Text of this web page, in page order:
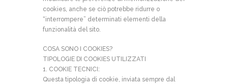
cookies, anche se ciò potrebbe ridurre o
“interrompere” determinati elementi della
funzionalità del sito.
COSA SONO I COOKIES?
TIPOLOGIE DI COOKIES UTILIZZATI
1. COOKIE TECNICI:
Questa tipologia di cookie, inviata sempre dal